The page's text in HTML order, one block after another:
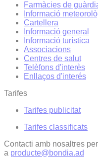
Farmàcies de
Informació
Cartellera
Informació general
Informació turística
Associacions
Centres de salut
Telèfons d'interès
Enllaços d'interés
Tarifes
Tarifes publicitat
Tarifes classificats
Contacti amb nosaltres
a producte@bondia.ad